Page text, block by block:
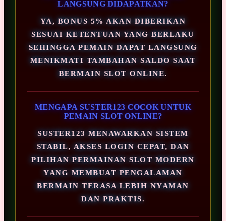
LANGSUNG DIDAPATKAN?
YA, BONUS 5% AKAN DIBERIKAN
SESUAI KETENTUAN YANG BERLAKU
SEHINGGA PEMAIN DAPAT LANGSUNG
MENIKMATI TAMBAHAN SALDO SAAT
BERMAIN SLOT ONLINE.
MENGAPA SUSTER123 COCOK UNTUK
PEMAIN SLOT ONLINE?
SUSTER123 MENAWARKAN SISTEM
STABIL, AKSES LOGIN CEPAT, DAN
PILIHAN PERMAINAN SLOT MODERN
YANG MEMBUAT PENGALAMAN
BERMAIN TERASA LEBIH NYAMAN
DAN PRAKTIS.